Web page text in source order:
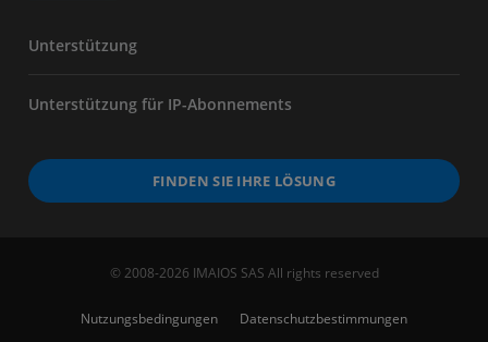
Unterstützung
Unterstützung für IP-Abonnements
FINDEN SIE IHRE LÖSUNG
© 2008-2026 IMAIOS SAS All rights reserved
Nutzungsbedingungen Datenschutzbestimmungen